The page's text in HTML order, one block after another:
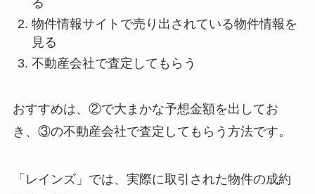
物件情報サイトで売り出されている物件情報を
見る
不動産会社で査定してもらう
おすすめは、②で大まかな予想金額を出してお
き、③の不動産会社で査定してもらう方法です。
「レインズ」では、実際に取引された物件の成約